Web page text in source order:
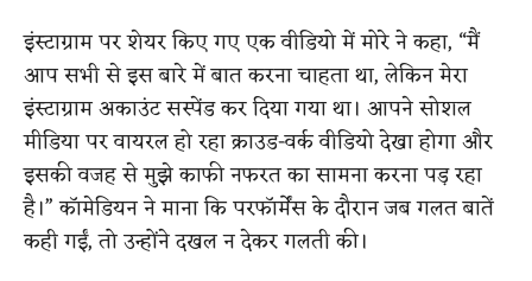
इंस्टाग्राम पर शेयर किए गए एक वीडियो में मोरे ने कहा, “मैं
आप सभी से इस बारे में बात करना चाहता था, लेकिन मेरा
इंस्टाग्राम अकाउंट सस्पेंड कर दिया गया था। आपने सोशल
मीडिया पर वायरल हो रहा क्राउड-वर्क वीडियो देखा होगा और
इसकी वजह से मुझे काफी नफरत का सामना करना पड़ रहा
है।” कॉमेडियन ने माना कि परफॉर्मेंस के दौरान जब गलत बातें
कही गईं, तो उन्होंने दखल न देकर गलती की।